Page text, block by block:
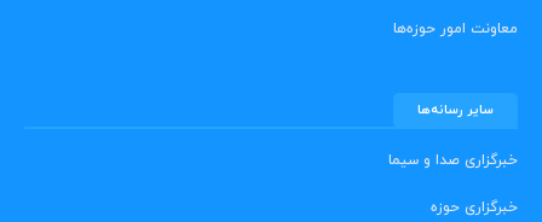
معاونت امور حوزه‌ها
سایر رسانه‌ها
خبرگزاری صدا و سیما
خبرگزاری حوزه